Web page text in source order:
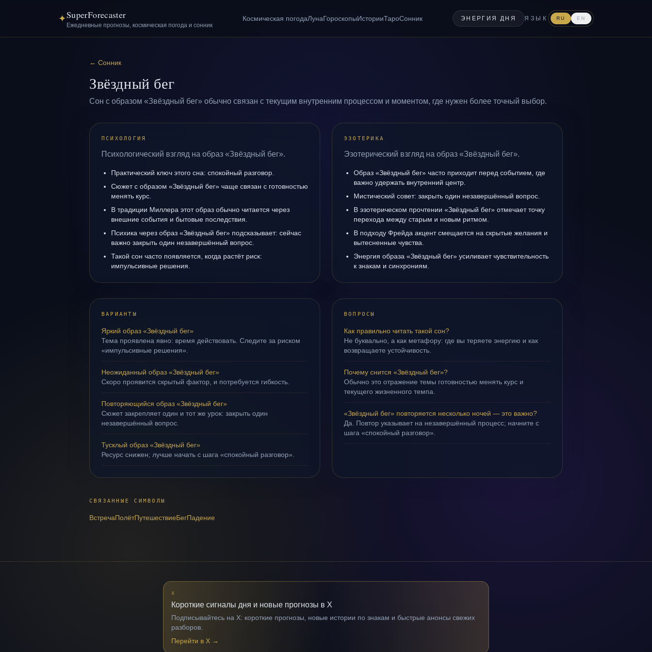
✦SuperForecaster
Ежедневные прогнозы, космическая погода и сонник
Космическая погодаЛунаГороскопыИсторииТароСонник ЭНЕРГИЯ ДНЯ ЯЗЫК RU EN
← Сонник
Звёздный бег
Сон с образом «Звёздный бег» обычно связан с текущим внутренним процессом и моментом, где нужен более точный выбор.
ПСИХОЛОГИЯ
Психологический взгляд на образ «Звёздный бег».
Практический ключ этого сна: спокойный разговор.
Сюжет с образом «Звёздный бег» чаще связан с готовностью
менять курс.
В традиции Миллера этот образ обычно читается через
внешние события и бытовые последствия.
Психика через образ «Звёздный бег» подсказывает: сейчас
важно закрыть один незавершённый вопрос.
Такой сон часто появляется, когда растёт риск:
импульсивные решения.
ЭЗОТЕРИКА
Эзотерический взгляд на образ «Звёздный бег».
Образ «Звёздный бег» часто приходит перед событием, где
важно удержать внутренний центр.
Мистический совет: закрыть один незавершённый вопрос.
В эзотерическом прочтении «Звёздный бег» отмечает точку
перехода между старым и новым ритмом.
В подходу Фрейда акцент смещается на скрытые желания и
вытесненные чувства.
Энергия образа «Звёздный бег» усиливает чувствительность
к знакам и синхрониям.
ВАРИАНТЫ
Яркий образ «Звёздный бег»
Тема проявлена явно: время действовать. Следите за риском
«импульсивные решения».
Неожиданный образ «Звёздный бег»
Скоро проявится скрытый фактор, и потребуется гибкость.
Повторяющийся образ «Звёздный бег»
Сюжет закрепляет один и тот же урок: закрыть один
незавершённый вопрос.
Тусклый образ «Звёздный бег»
Ресурс снижен; лучше начать с шага «спокойный разговор».
ВОПРОСЫ
Как правильно читать такой сон?
Не буквально, а как метафору: где вы теряете энергию и как
возвращаете устойчивость.
Почему снится «Звёздный бег»?
Обычно это отражение темы готовностью менять курс и
текущего жизненного темпа.
«Звёздный бег» повторяется несколько ночей — это важно?
Да. Повтор указывает на незавершённый процесс; начните с
шага «спокойный разговор».
СВЯЗАННЫЕ СИМВОЛЫ
ВстречаПолётПутешествиеБегПадение
X
Короткие сигналы дня и новые прогнозы в X
Подписывайтесь на X: короткие прогнозы, новые истории по знакам и быстрые анонсы свежих
разборов.
Перейти в X →